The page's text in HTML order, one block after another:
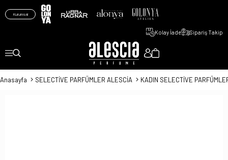
Kurumsal
Kolay İade Sipariş Takip
Anasayfa SELECTİVE PARFÜMLER ALESCİA KADIN SELECTİVE